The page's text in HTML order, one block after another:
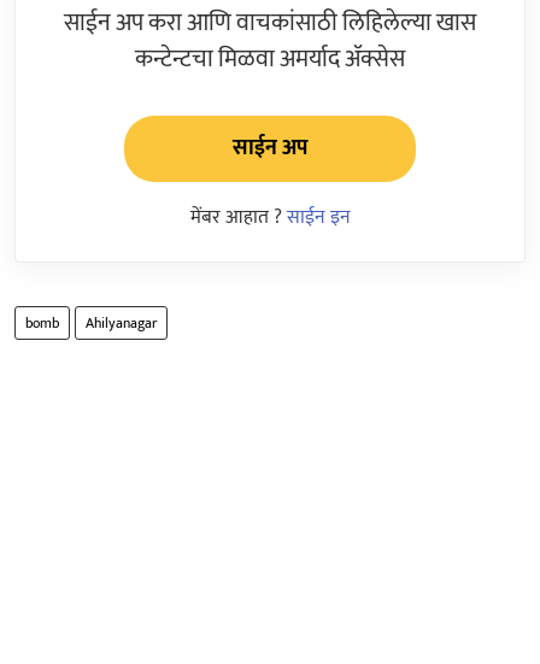
साईन अप करा आणि वाचकांसाठी लिहिलेल्या खास
कन्टेन्टचा मिळवा अमर्याद ॲक्सेस
साईन अप
मेंबर आहात ?साईन इन
bomb Ahilyanagar